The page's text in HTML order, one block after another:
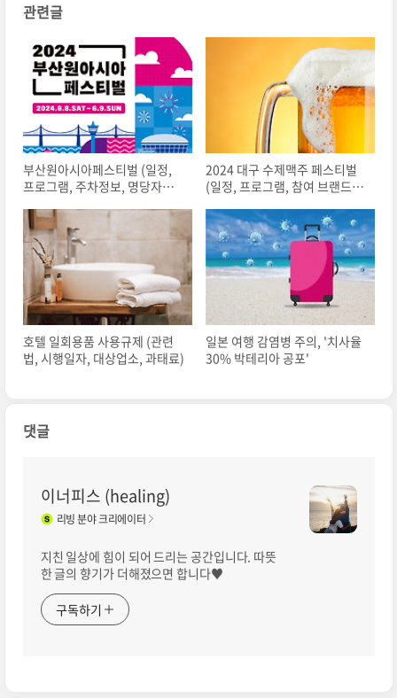
관련글
부산원아시아페스티벌 (일정,
프로그램, 주차정보, 명당자리,
2024 대구 수제맥주 페스티벌
(일정, 프로그램, 참여 브랜드,
호텔 일회용품 사용규제 (관련
법, 시행일자, 대상업소, 과태료)
일본 여행 감염병 주의, '치사율
30% 박테리아 공포'
댓글
이너피스 (healing)
리빙분야 크리에이터
지친 일상에 힘이 되어 드리는 공간입니다. 따뜻
한 글의 향기가 더해졌으면 합니다♥
구독하기